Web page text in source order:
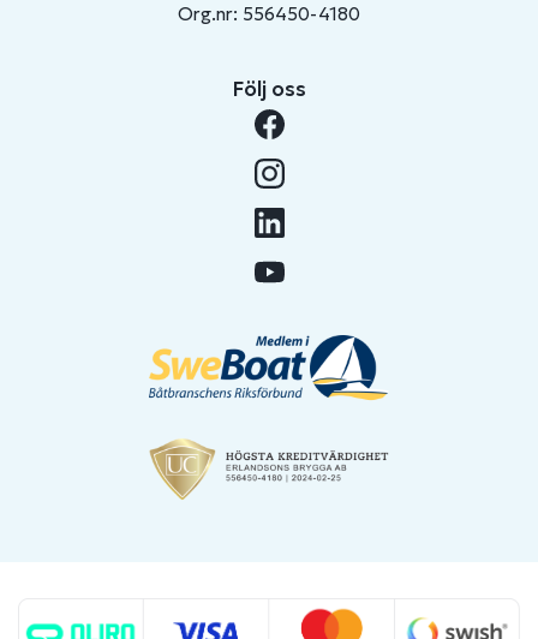
Org.nr: 556450-4180
Följ oss